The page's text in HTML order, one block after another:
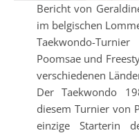
Bericht von
im belgischen
Taekwondo-
Poomsae und
verschiedenen
Der Taekwondo
diesem Turnier von
einzige Starterin